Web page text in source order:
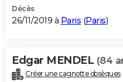
Décès
26/11/2019 à Paris (Paris)
Edgar MENDEL (84
Créer une cagnotte obsèques